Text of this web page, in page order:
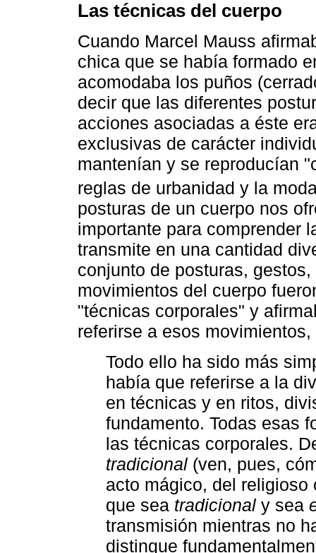
Las técnicas del cuerpo
Cuando Marcel Mauss
chica que se había formado
acomodaba los puños
decir que las diferentes
acciones asociadas a éste
exclusivas de carácter
mantenían y se reproducían
reglas de urbanidad y la
posturas de un cuerpo nos
importante para comprender
transmite en una cantidad
conjunto de posturas,
movimientos del cuerpo
"técnicas corporales" y
referirse a esos
Todo ello ha sido más
había que referirse a la
en técnicas y en ritos,
fundamento. Todas esas
las técnicas corporales.
tradicional (ven, pues,
acto mágico, del
que sea tradicional y sea
transmisión mientras no
distingue